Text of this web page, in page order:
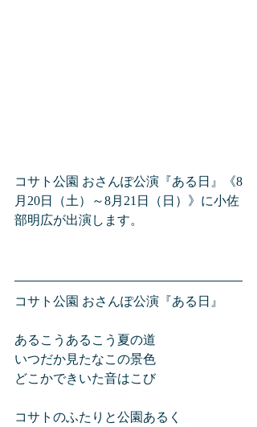
コサト公園 おさんぽ公演『ある日』《8
月20日（土）～8月21日（日）》に小佐
部明広が出演します。
コサト公園 おさんぽ公演『ある日』
あるこうあるこう夏の道
いつだか見たなこの景色
どこかできいた音はこび
コサトのふたりと公園あるく